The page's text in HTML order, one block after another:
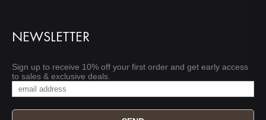
NEWSLETTER
Sign up to receive 10% off your first order and get early access
to sales & exclusive deals.